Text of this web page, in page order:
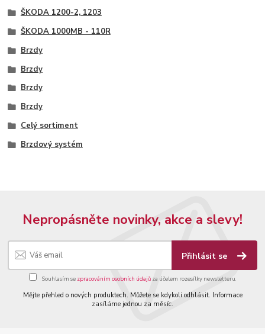
ŠKODA 1200-2, 1203
ŠKODA 1000MB - 110R
Brzdy
Brzdy
Brzdy
Brzdy
Celý sortiment
Brzdový systém
Nepropásněte novinky, akce a slevy!
Přihlásit se
Souhlasím se zpracováním osobních údajůza účelem rozesílky newsletteru.
Mějte přehled o nových produktech. Můžete se kdykoli odhlásit. Informace
zasíláme jednou za měsíc.